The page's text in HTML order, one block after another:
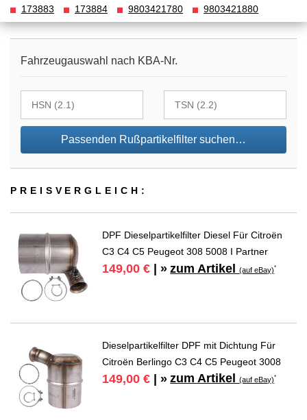
173883
173884 9803421780 9803421880
Fahrzeugauswahl nach KBA-Nr.
Passenden Rußpartikelfilter suchen…
PREIS­VER­GLEICH:
DPF Dieselpartikelfilter Diesel Für Citroën
C3 C4 C5 Peugeot 308 5008 I Partner
149,00 € | » zum Artikel(auf eBay)*
Dieselpartikelfilter DPF mit Dichtung Für
Citroën Berlingo C3 C4 C5 Peugeot 3008
149,00 € | » zum Artikel(auf eBay)*